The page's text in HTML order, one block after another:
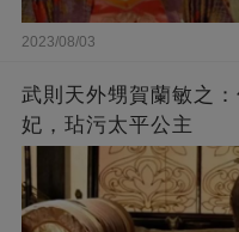
2023/08/03
武則天外甥賀蘭敏之
妃，玷污太平公主